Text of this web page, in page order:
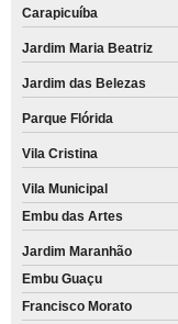
Carapicuíba
Jardim Maria Beatriz
Jardim das Belezas
Parque Flórida
Vila Cristina
Vila Municipal
Embu das Artes
Jardim Maranhão
Embu Guaçu
Francisco Morato